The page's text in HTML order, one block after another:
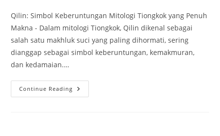
Qilin: Simbol Keberuntungan Mitologi Tiongkok yang Penuh
Makna - Dalam mitologi Tiongkok, Qilin dikenal sebagai
salah satu makhluk suci yang paling dihormati, sering
dianggap sebagai simbol keberuntungan, kemakmuran,
dan kedamaian.…
Continue Reading Qilin:
Simbol